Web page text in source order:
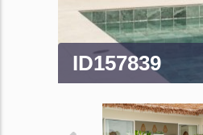
ID157839